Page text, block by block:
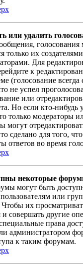
или удалить
голосования
только их
Для
к
(голосование всегда
не успел
или
Но если кто-нибудь
только модераторы
могут
сделано для того,
ответов во время
некоторые
могут быть
или
Чтобы их
совершать другие
права
администратором
к таким форумам.